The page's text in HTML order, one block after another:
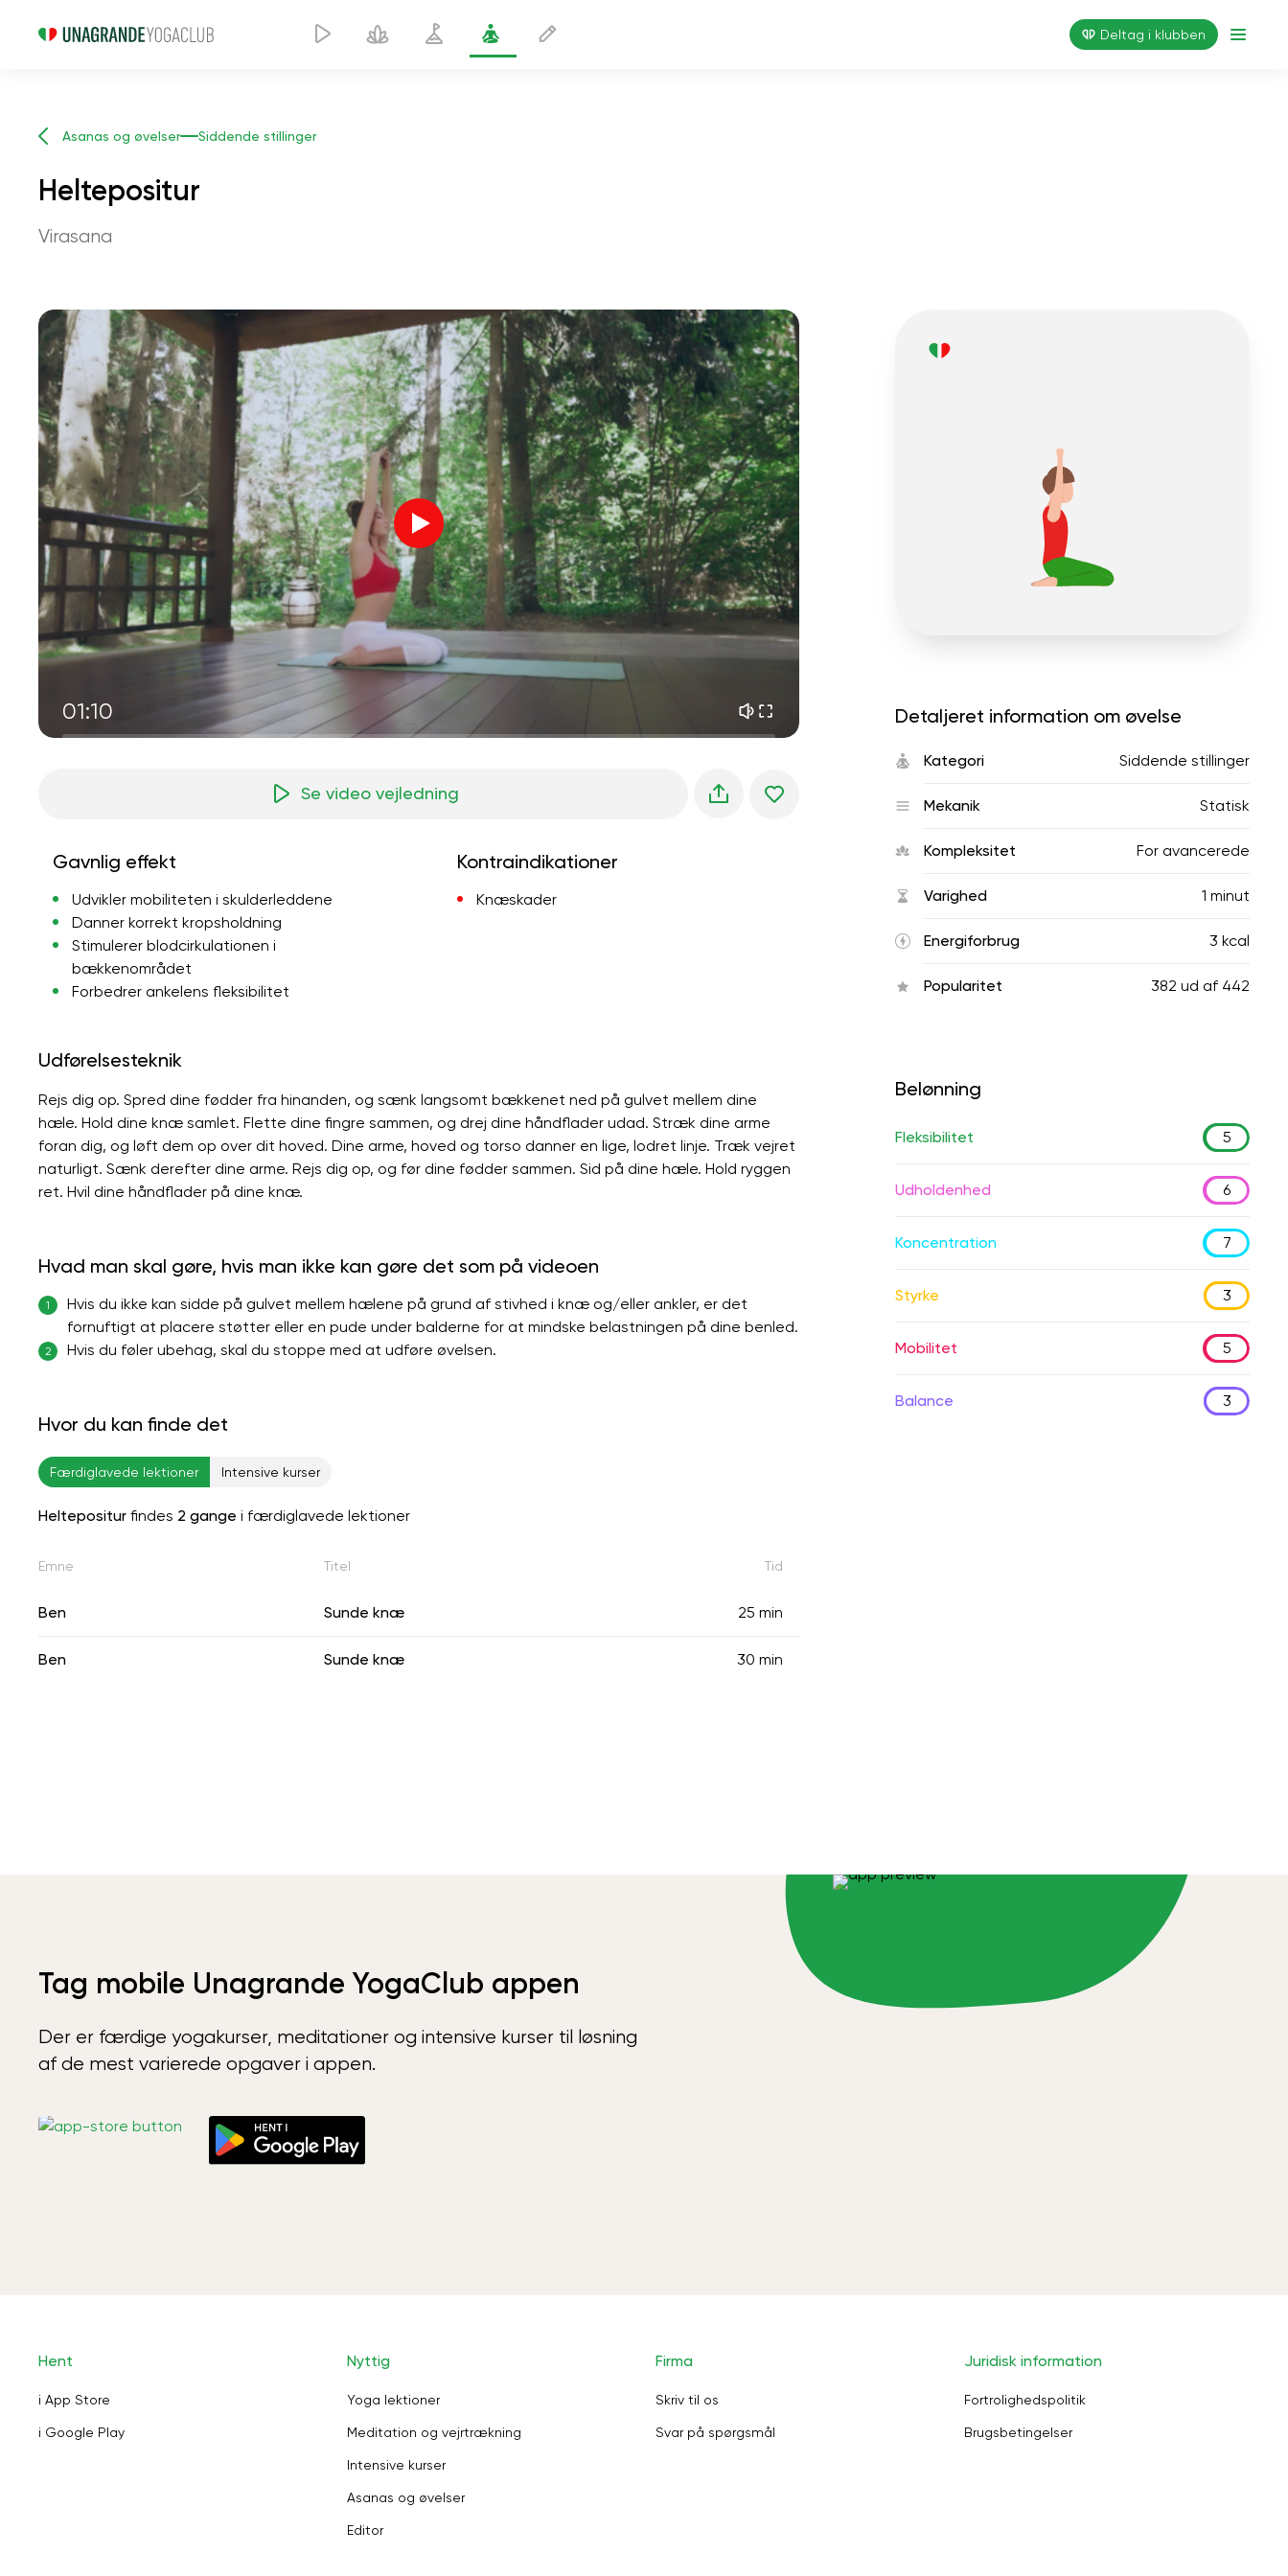
Deltag i klubben
Asanas og øvelser Siddende stillinger
Heltepositur
Virasana
01:10
Instruktørens stemme
sjælens flugt 01:44
indre fred 01:27
morgendrømme 01:34
skovens kølighed 05:00
sommerregn 02:00
bjergstilhed 02:00
havbrise 02:00
vindens stemme 02:00
Se video vejledning
Gavnlig effekt
Udvikler mobiliteten i skulderleddene
Danner korrekt kropsholdning
Stimulerer blodcirkulationen i
bækkenområdet
Forbedrer ankelens fleksibilitet
Kontraindikationer
Knæskader
Udførelsesteknik
Rejs dig op. Spred dine fødder fra hinanden, og sænk langsomt bækkenet ned på gulvet mellem dine
hæle. Hold dine knæ samlet. Flette dine fingre sammen, og drej dine håndflader udad. Stræk dine arme
foran dig, og løft dem op over dit hoved. Dine arme, hoved og torso danner en lige, lodret linje. Træk vejret
naturligt. Sænk derefter dine arme. Rejs dig op, og før dine fødder sammen. Sid på dine hæle. Hold ryggen
ret. Hvil dine håndflader på dine knæ.
Hvad man skal gøre, hvis man ikke kan gøre det som på videoen
1
Hvis du ikke kan sidde på gulvet mellem hælene på grund af stivhed i knæ og/eller ankler, er det
fornuftigt at placere støtter eller en pude under balderne for at mindske belastningen på dine benled.
2 Hvis du føler ubehag, skal du stoppe med at udføre øvelsen.
Hvor du kan finde det
Færdiglavede lektioner Intensive kurser
Heltepositur findes 2 gange i færdiglavede lektioner
Emne Titel Tid
Ben Sunde knæ 25 min
Ben Sunde knæ 30 min
Detaljeret information om øvelse
Kategori Siddende stillinger
Mekanik Statisk
Kompleksitet For avancerede
Varighed 1 minut
Energiforbrug 3 kcal
Popularitet 382 ud af 442
Belønning
Fleksibilitet 5
Udholdenhed 6
Koncentration 7
Styrke 3
Mobilitet 5
Balance 3
Tag mobile Unagrande YogaClub appen
Der er færdige yogakurser, meditationer og intensive kurser til løsning
af de mest varierede opgaver i appen.
Hent
i App Store
i Google Play
Nyttig
Yoga lektioner
Meditation og vejrtrækning
Intensive kurser
Asanas og øvelser
Editor
Firma
Skriv til os
Svar på spørgsmål
Juridisk information
Fortrolighedspolitik
Brugsbetingelser